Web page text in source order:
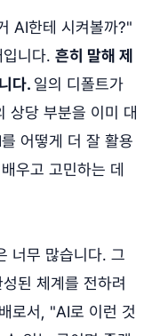
AI한테 시켜볼까?"
니다. 흔히 말해 제
다. 일의 디폴트가
상당 부분을 이미 대
어떻게 더 잘 활용
우고 고민하는 데
너무 많습니다. 그
된 체계를 전하려
로서, "AI로 이런 것